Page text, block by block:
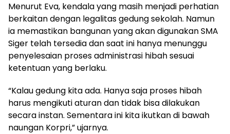
Menurut Eva, kendala yang masih menjadi perhatian
berkaitan dengan legalitas gedung sekolah. Namun
ia memastikan bangunan yang akan digunakan SMA
Siger telah tersedia dan saat ini hanya menunggu
penyelesaian proses administrasi hibah sesuai
ketentuan yang berlaku.
“Kalau gedung kita ada. Hanya saja proses hibah
harus mengikuti aturan dan tidak bisa dilakukan
secara instan. Sementara ini kita ikutkan di bawah
naungan Korpri,” ujarnya.